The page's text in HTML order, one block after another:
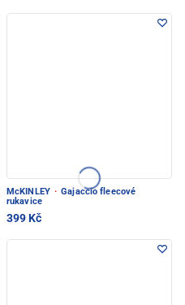
McKINLEY · Gajaccio fleecové
rukavice
399 Kč